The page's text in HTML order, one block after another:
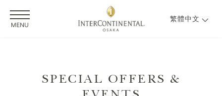
MENU
繁體中文
SPECIAL OFFERS &